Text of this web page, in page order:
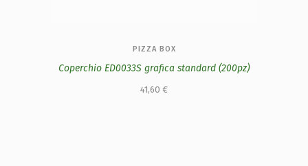
PIZZA BOX
Coperchio ED0033S grafica standard (200pz)
41,60 €